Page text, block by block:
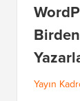
Yayın